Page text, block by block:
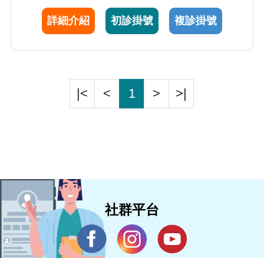
品質。
詳細介紹 初診掛號 複診掛號
|< < 1 > >|
社群平台